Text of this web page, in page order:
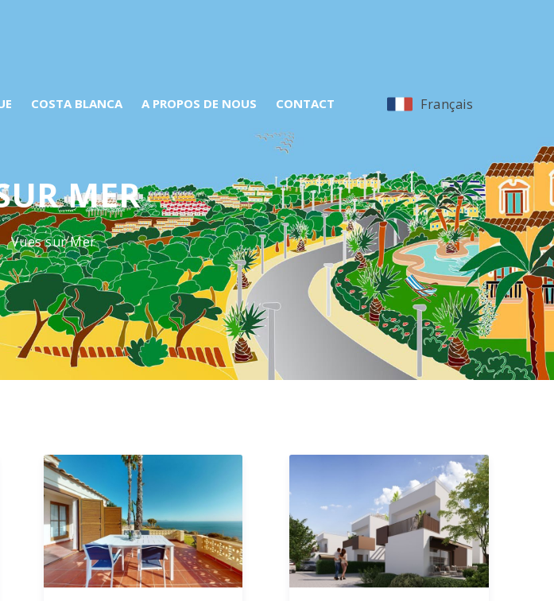
COSTA BLANCA A PROPOS DE NOUS CONTACT Français
MER
Vues sur Mer